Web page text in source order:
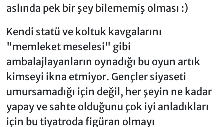
aslında pek bir şey bilememiş olması :)
Kendi statü ve koltuk kavgalarını
"memleket meselesi" gibi
ambalajlayanların oynadığı bu oyun artık
kimseyi ikna etmiyor. Gençler siyaseti
umursamadığı için değil, her şeyin ne kadar
yapay ve sahte olduğunu çok iyi anladıkları
için bu tiyatroda figüran olmayı